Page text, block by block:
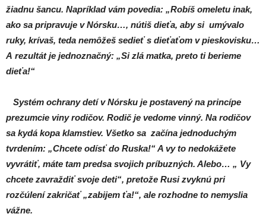
žiadnu šancu. Napríklad vám povedia: „Robíš omeletu inak,
ako sa pripravuje v Nórsku…, nútiš dieťa, aby si umývalo
ruky, krívaš, teda nemôžeš sedieť s dieťaťom v pieskovisku…
A rezultát je jednoznačný: „Si zlá matka, preto ti berieme
dieťa!“
Systém ochrany detí v Nórsku je postavený na princípe
prezumcie viny rodičov. Rodič je vedome vinný. Na rodičov
sa kydá kopa klamstiev. Všetko sa začína jednoduchým
tvrdením: „Chcete odísť do Ruska!“ A vy to nedokážete
vyvrátiť, máte tam predsa svojich príbuzných. Alebo… „ Vy
chcete zavraždiť svoje deti“, pretože Rusi zvyknú pri
rozčúlení zakričať „zabijem ťa!“, ale rozhodne to nemyslia
vážne.